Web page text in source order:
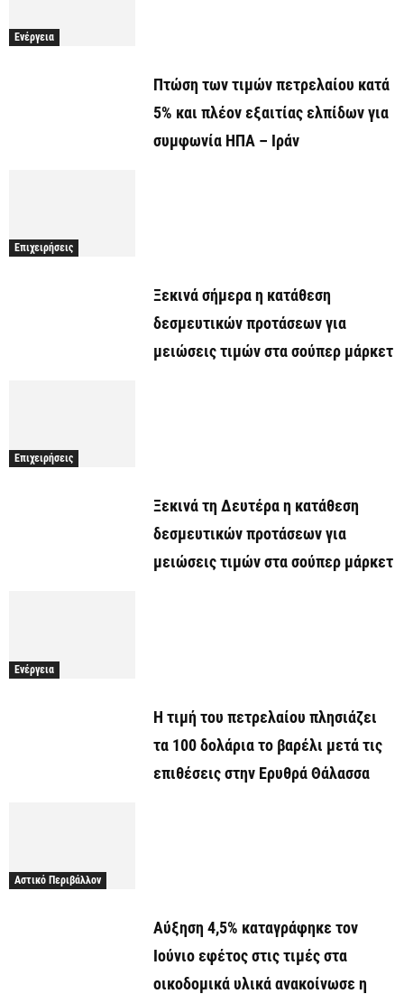
Ενέργεια
Πτώση των τιμών πετρελαίου κατά
5% και πλέον εξαιτίας ελπίδων για
συμφωνία ΗΠΑ – Ιράν
Επιχειρήσεις
Ξεκινά σήμερα η κατάθεση
δεσμευτικών προτάσεων για
μειώσεις τιμών στα σούπερ μάρκετ
Επιχειρήσεις
Ξεκινά τη Δευτέρα η κατάθεση
δεσμευτικών προτάσεων για
μειώσεις τιμών στα σούπερ μάρκετ
Ενέργεια
Η τιμή του πετρελαίου πλησιάζει
τα 100 δολάρια το βαρέλι μετά τις
επιθέσεις στην Ερυθρά Θάλασσα
Αστικό Περιβάλλον
Αύξηση 4,5% καταγράφηκε τον
Ιούνιο εφέτος στις τιμές στα
οικοδομικά υλικά ανακοίνωσε η